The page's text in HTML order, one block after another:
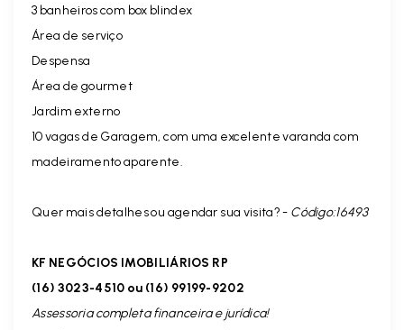
3 banheiros com box blindex
Área de serviço
Despensa
Área de gourmet
Jardim externo
10 vagas de Garagem, com uma excelente varanda com
madeiramento aparente.
Quer mais detalhes ou agendar sua visita? - Código:16493
KF NEGÓCIOS IMOBILIÁRIOS RP
(16) 3023-4510 ou (16) 99199-9202
Assessoria completa financeira e jurídica!